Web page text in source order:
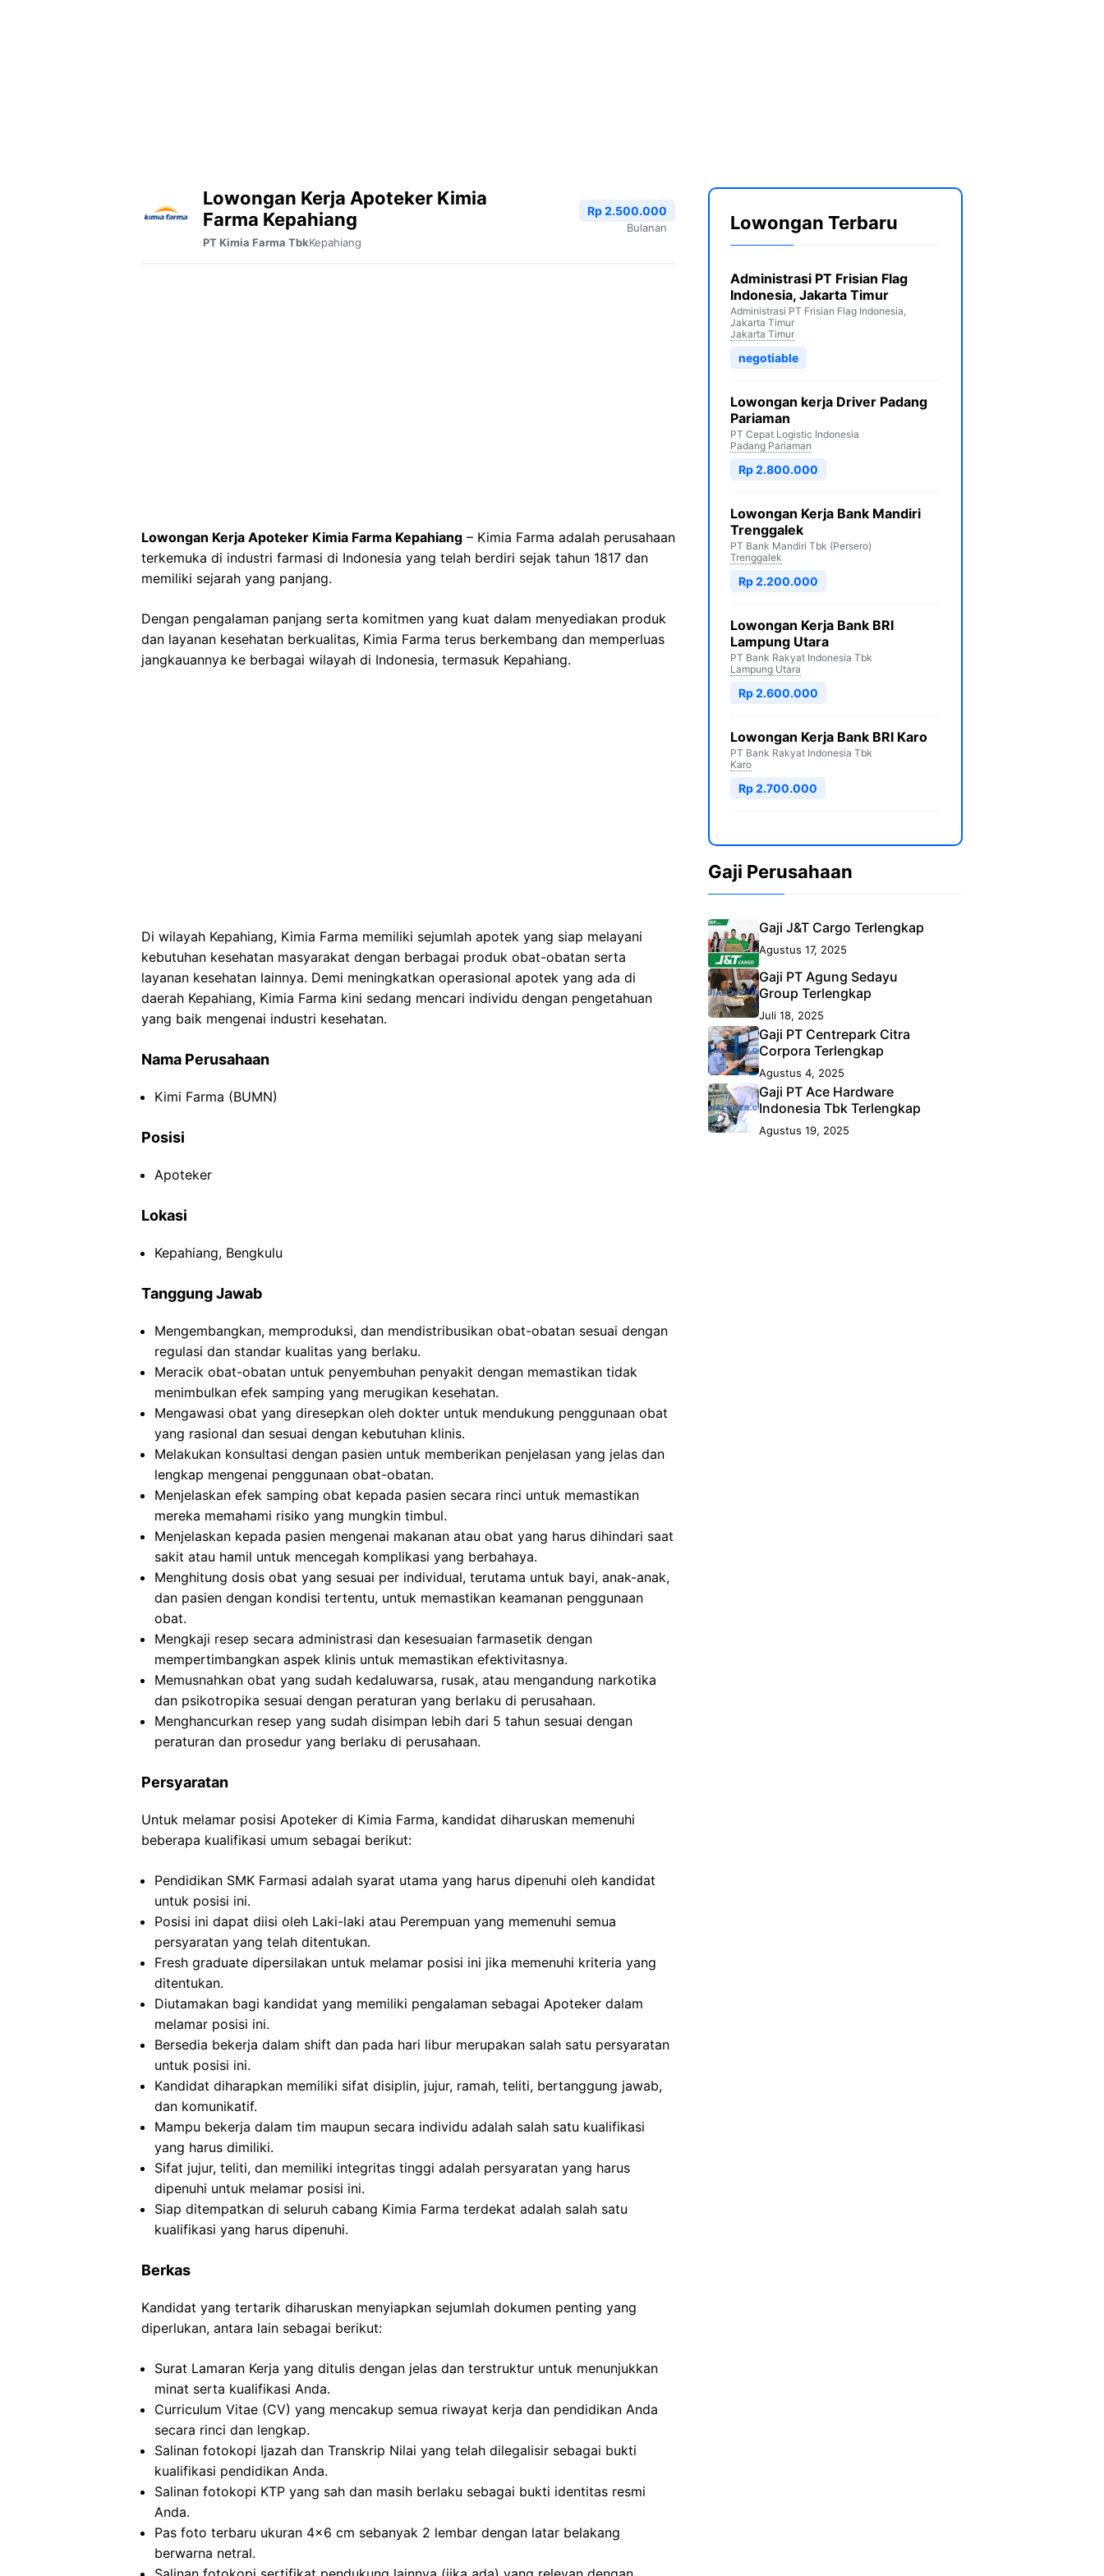
Lowongan Kerja Apoteker Kimia
Farma Kepahiang
PT Kimia Farma TbkKepahiang
Rp 2.500.000
Bulanan
Lowongan Kerja Apoteker Kimia Farma Kepahiang – Kimia Farma adalah perusahaan
terkemuka di industri farmasi di Indonesia yang telah berdiri sejak tahun 1817 dan
memiliki sejarah yang panjang.
Dengan pengalaman panjang serta komitmen yang kuat dalam menyediakan produk
dan layanan kesehatan berkualitas, Kimia Farma terus berkembang dan memperluas
jangkauannya ke berbagai wilayah di Indonesia, termasuk Kepahiang.
Di wilayah Kepahiang, Kimia Farma memiliki sejumlah apotek yang siap melayani
kebutuhan kesehatan masyarakat dengan berbagai produk obat-obatan serta
layanan kesehatan lainnya. Demi meningkatkan operasional apotek yang ada di
daerah Kepahiang, Kimia Farma kini sedang mencari individu dengan pengetahuan
yang baik mengenai industri kesehatan.
Nama Perusahaan
Kimi Farma (BUMN)
Posisi
Apoteker
Lokasi
Kepahiang, Bengkulu
Tanggung Jawab
Mengembangkan, memproduksi, dan mendistribusikan obat-obatan sesuai dengan
regulasi dan standar kualitas yang berlaku.
Meracik obat-obatan untuk penyembuhan penyakit dengan memastikan tidak
menimbulkan efek samping yang merugikan kesehatan.
Mengawasi obat yang diresepkan oleh dokter untuk mendukung penggunaan obat
yang rasional dan sesuai dengan kebutuhan klinis.
Melakukan konsultasi dengan pasien untuk memberikan penjelasan yang jelas dan
lengkap mengenai penggunaan obat-obatan.
Menjelaskan efek samping obat kepada pasien secara rinci untuk memastikan
mereka memahami risiko yang mungkin timbul.
Menjelaskan kepada pasien mengenai makanan atau obat yang harus dihindari saat
sakit atau hamil untuk mencegah komplikasi yang berbahaya.
Menghitung dosis obat yang sesuai per individual, terutama untuk bayi, anak-anak,
dan pasien dengan kondisi tertentu, untuk memastikan keamanan penggunaan
obat.
Mengkaji resep secara administrasi dan kesesuaian farmasetik dengan
mempertimbangkan aspek klinis untuk memastikan efektivitasnya.
Memusnahkan obat yang sudah kedaluwarsa, rusak, atau mengandung narkotika
dan psikotropika sesuai dengan peraturan yang berlaku di perusahaan.
Menghancurkan resep yang sudah disimpan lebih dari 5 tahun sesuai dengan
peraturan dan prosedur yang berlaku di perusahaan.
Persyaratan
Untuk melamar posisi Apoteker di Kimia Farma, kandidat diharuskan memenuhi
beberapa kualifikasi umum sebagai berikut:
Pendidikan SMK Farmasi adalah syarat utama yang harus dipenuhi oleh kandidat
untuk posisi ini.
Posisi ini dapat diisi oleh Laki-laki atau Perempuan yang memenuhi semua
persyaratan yang telah ditentukan.
Fresh graduate dipersilakan untuk melamar posisi ini jika memenuhi kriteria yang
ditentukan.
Diutamakan bagi kandidat yang memiliki pengalaman sebagai Apoteker dalam
melamar posisi ini.
Bersedia bekerja dalam shift dan pada hari libur merupakan salah satu persyaratan
untuk posisi ini.
Kandidat diharapkan memiliki sifat disiplin, jujur, ramah, teliti, bertanggung jawab,
dan komunikatif.
Mampu bekerja dalam tim maupun secara individu adalah salah satu kualifikasi
yang harus dimiliki.
Sifat jujur, teliti, dan memiliki integritas tinggi adalah persyaratan yang harus
dipenuhi untuk melamar posisi ini.
Siap ditempatkan di seluruh cabang Kimia Farma terdekat adalah salah satu
kualifikasi yang harus dipenuhi.
Berkas
Kandidat yang tertarik diharuskan menyiapkan sejumlah dokumen penting yang
diperlukan, antara lain sebagai berikut:
Surat Lamaran Kerja yang ditulis dengan jelas dan terstruktur untuk menunjukkan
minat serta kualifikasi Anda.
Curriculum Vitae (CV) yang mencakup semua riwayat kerja dan pendidikan Anda
secara rinci dan lengkap.
Salinan fotokopi Ijazah dan Transkrip Nilai yang telah dilegalisir sebagai bukti
kualifikasi pendidikan Anda.
Salinan fotokopi KTP yang sah dan masih berlaku sebagai bukti identitas resmi
Anda.
Pas foto terbaru ukuran 4×6 cm sebanyak 2 lembar dengan latar belakang
berwarna netral.
Lowongan Terbaru
Administrasi PT Frisian Flag
Indonesia, Jakarta Timur
Administrasi PT Frisian Flag Indonesia,
Jakarta Timur
Jakarta Timur
negotiable
Lowongan kerja Driver Padang
Pariaman
PT Cepat Logistic Indonesia
Padang Pariaman
Rp 2.800.000
Lowongan Kerja Bank Mandiri
Trenggalek
PT Bank Mandiri Tbk (Persero)
Trenggalek
Rp 2.200.000
Lowongan Kerja Bank BRI
Lampung Utara
PT Bank Rakyat Indonesia Tbk
Lampung Utara
Rp 2.600.000
Lowongan Kerja Bank BRI Karo
PT Bank Rakyat Indonesia Tbk
Karo
Rp 2.700.000
Gaji Perusahaan
Gaji J&T Cargo Terlengkap
Agustus 17, 2025
Gaji PT Agung Sedayu
Group Terlengkap
Juli 18, 2025
Gaji PT Centrepark Citra
Corpora Terlengkap
Agustus 4, 2025
Gaji PT Ace Hardware
Indonesia Tbk Terlengkap
Agustus 19, 2025